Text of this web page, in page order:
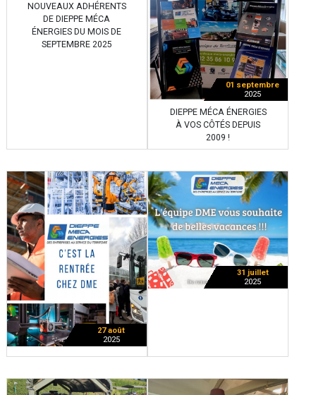
NOUVEAUX ADHÉRENTS
DE DIEPPE MÉCA
ÉNERGIES DU MOIS DE
SEPTEMBRE 2025
01 septembre
2025
DIEPPE MÉCA ÉNERGIES
À VOS CÔTÉS DEPUIS
2009 !
27 août
2025
31 juillet
2025